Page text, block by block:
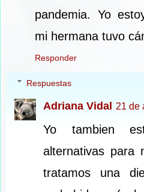
pandemia. Yo
mi hermana tuvo
Responder
Respuestas
Adriana Vidal 21 de
Yo tambien
alternativas para
tratamos una